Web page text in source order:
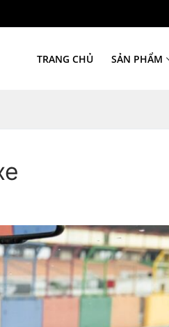
TRANG CHỦ SẢN PHẨM